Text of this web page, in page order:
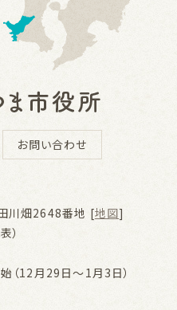
お問い合わせ
川畑2648番地 [地図]
）
（12月29日～1月3日）